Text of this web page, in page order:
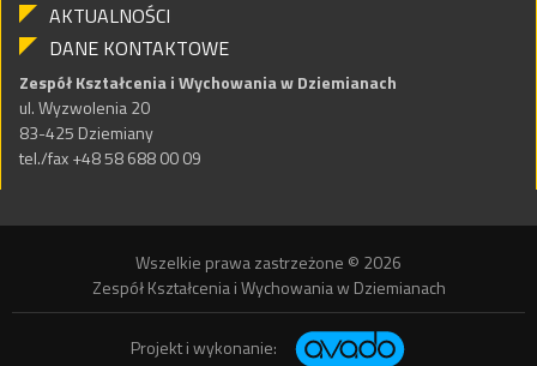
AKTUALNOŚCI
DANE KONTAKTOWE
Zespół Kształcenia i Wychowania w Dziemianach
ul. Wyzwolenia 20
83-425 Dziemiany
tel./fax +48 58 688 00 09
Wszelkie prawa zastrzeżone © 2026
Zespół Kształcenia i Wychowania w Dziemianach
Projekt i wykonanie: